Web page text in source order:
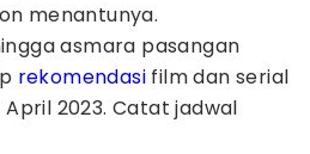
menantunya.
asmara pasangan
rekomendasi film dan serial
2023. Catat jadwal